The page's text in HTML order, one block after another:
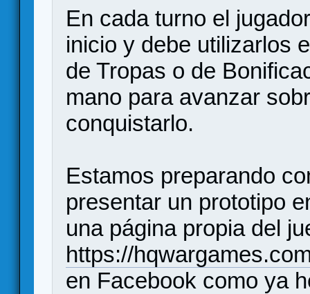
En cada turno el
inicio y debe utilizarlos
de Tropas o de
mano para avanzar
conquistarlo.
Estamos preparando
presentar un prototipo
una página propia del
https://
en Facebook como ya